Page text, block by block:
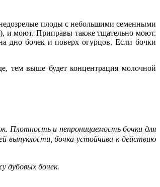
плоды с небольшими семенными
и моют. Приправы также тщательно моют.
дно бочек и поверх огурцов. Если бочки
тем выше будет концентрация молочной
Плотность и непроницаемость бочки для
выпуклости, бочка устойчива к действию
дубовых бочек.